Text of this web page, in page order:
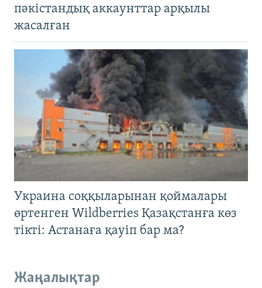
пәкістандық аккаунттар арқылы
жасалған
Украина соққыларынан қоймалары
өртенген Wildberries Қазақстанға көз
тікті: Астанаға қауіп бар ма?
Жаңалықтар